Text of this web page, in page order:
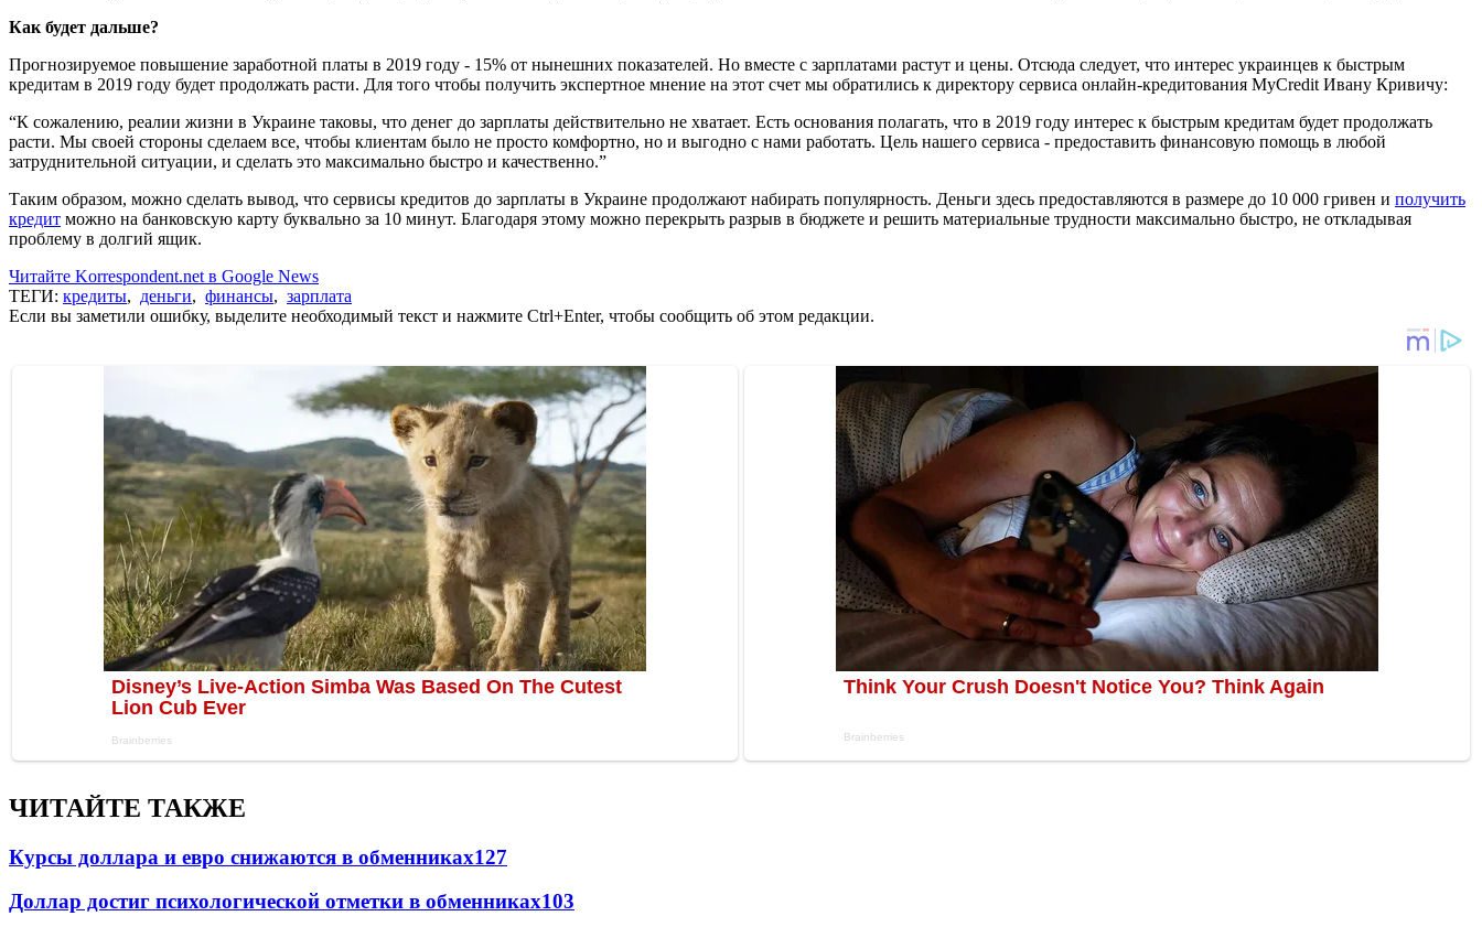
Как будет дальше?
Прогнозируемое повышение заработной платы в 2019 году - 15% от нынешних показателей. Но вместе с зарплатами растут и цены. Отсюда следует, что интерес украинцев к быстрым
кредитам в 2019 году будет продолжать расти. Для того чтобы получить экспертное мнение на этот счет мы обратились к директору сервиса онлайн-кредитования MyCredit Ивану Кривичу:
“К сожалению, реалии жизни в Украине таковы, что денег до зарплаты действительно не хватает. Есть основания полагать, что в 2019 году интерес к быстрым кредитам будет продолжать
расти. Мы своей стороны сделаем все, чтобы клиентам было не просто комфортно, но и выгодно с нами работать. Цель нашего сервиса - предоставить финансовую помощь в любой
затруднительной ситуации, и сделать это максимально быстро и качественно.”
Таким образом, можно сделать вывод, что сервисы кредитов до зарплаты в Украине продолжают набирать популярность. Деньги здесь предоставляются в размере до 10 000 гривен и получить
кредит можно на банковскую карту буквально за 10 минут. Благодаря этому можно перекрыть разрыв в бюджете и решить материальные трудности максимально быстро, не откладывая
проблему в долгий ящик.
Читайте Korrespondent.net в Google News
ТЕГИ: кредиты, деньги, финансы, зарплата
Если вы заметили ошибку, выделите необходимый текст и нажмите Ctrl+Enter, чтобы сообщить об этом редакции.
ЧИТАЙТЕ ТАКЖЕ
Курсы доллара и евро снижаются в обменниках127
Доллар достиг психологической отметки в обменниках103